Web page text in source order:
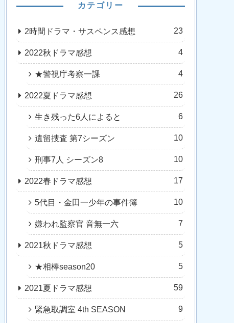
カテゴリー
2時間ドラマ・サスペンス感想 23
2022秋ドラマ感想 4
★警視庁考察一課 4
2022夏ドラマ感想 26
生き残った6人によると 6
遺留捜査 第7シーズン 10
刑事7人 シーズン8 10
2022春ドラマ感想 17
5代目・金田一少年の事件簿 10
嫌われ監察官 音無一六 7
2021秋ドラマ感想 5
★相棒season20 5
2021夏ドラマ感想 59
緊急取調室 4th SEASON 9